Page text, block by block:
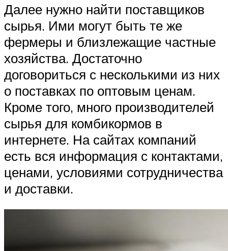
Далее нужно найти поставщиков
сырья. Ими могут быть те же
фермеры и близлежащие частные
хозяйства. Достаточно
договориться с несколькими из них
о поставках по оптовым ценам.
Кроме того, много производителей
сырья для комбикормов в
интернете. На сайтах компаний
есть вся информация с контактами,
ценами, условиями сотрудничества
и доставки.